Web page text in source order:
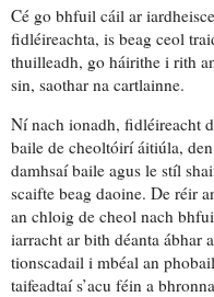
Cé go bhfuil cáil ar
fidléireachta, is beag ceol
thuilleadh, go háirithe i rith
sin, saothar na cartlainne.
Ní nach ionadh, fidléireacht
baile de cheoltóirí áitiúla,
damhsaí baile agus le stíl
scaifte beag daoine. De réir
an chloig de cheol nach
iarracht ar bith déanta ábhar
tionscadail i mbéal an
taifeadtaí s’acu féin a